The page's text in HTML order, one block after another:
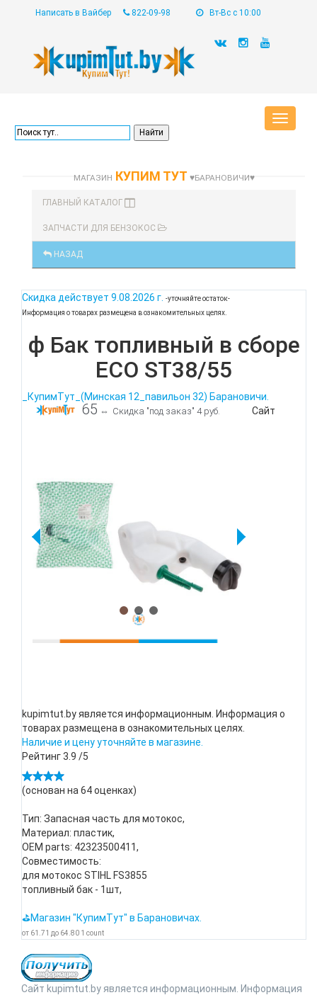
Написать в Вайбер 822-09-98 Вт-Вс с 10:00
Toggle
МАГАЗИН КУПИМ ТУТ ♥БАРАНОВИЧИ♥
ГЛАВНЫЙ КАТАЛОГ
ЗАПЧАСТИ ДЛЯ БЕНЗОКОС
НАЗАД
Скидка действует 9.08.2026 г. -уточняйте остаток-
Информация о товарах размещена в ознакомительных целях.
ф Бак топливный в сборе
ECO ST38/55
_КупимТут_(Минская 12_павильон 32) Барановичи.
65 ⇔ Скидка "под заказ" 4 руб. Сайт
kupimtut.by является информационным. Информация о
товарах размещена в ознакомительных целях.
Наличие и цену уточняйте в магазине.
Рейтинг3.9 /5
(основан на 64оценках)
Тип: Запасная часть для мотокос,
Материал: пластик,
OEM parts: 42323500411,
Совместимость:
для мотокос STIHL FS3855
топливный бак - 1шт,
⛳Магазин "КупимТут" в Барановичах.
от 61.71 до 64.80 1 count
Сайт kupimtut.by является информационным. Информация